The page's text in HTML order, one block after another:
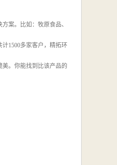
案。比如：牧原食品、
1500多家客户，精拓环
。你能找到比该产品的